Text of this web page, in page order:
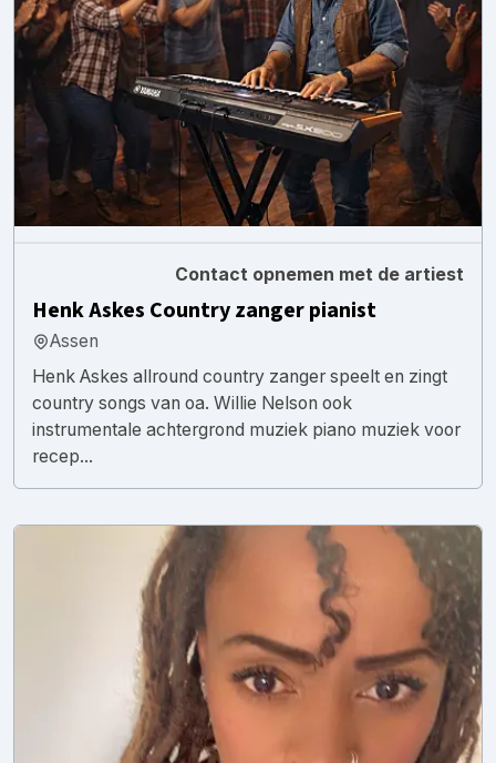
Contact opnemen met de artiest
Henk Askes Country zanger pianist
Assen
Henk Askes allround country zanger speelt en zingt
country songs van oa. Willie Nelson ook
instrumentale achtergrond muziek piano muziek voor
recep...